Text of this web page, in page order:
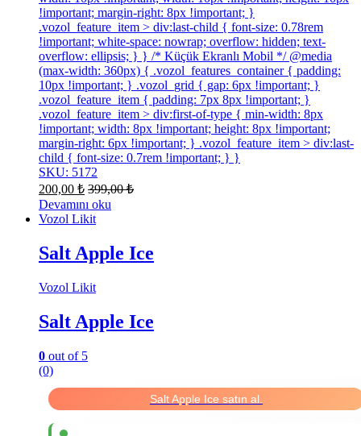
!important; margin-right: 8px !important; }
.vozol_feature_item > div:last-child { font-size: 0.78rem
!important; white-space: nowrap; overflow: hidden; text-
overflow: ellipsis; } } /* Küçük Ekranlı Mobil */ @media
(max-width: 360px) { .vozol_features_container { padding:
10px !important; } .vozol_grid { gap: 6px !important; }
.vozol_feature_item { padding: 7px 8px !important; }
.vozol_feature_item > div:first-of-type { min-width: 8px
!important; width: 8px !important; height: 8px !important;
margin-right: 6px !important; } .vozol_feature_item > div:last-
child { font-size: 0.7rem !important; } }
SKU: 5172
200,00 ₺ 399,00₺
Devamını oku
Vozol Likit
Salt Apple Ice
Vozol Likit
Salt Apple Ice
0 out of 5
(0)
Salt Apple Ice satın al.